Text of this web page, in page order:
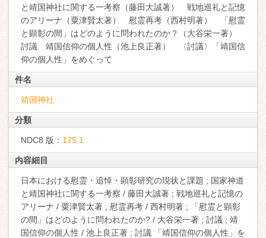
と靖国神社に関する一考察（藤田大誠著） 戦地巡礼と記憶
のアリーナ（粟津賢太著） 慰霊再考（西村明著） 「慰霊
と顕彰の間」はどのように問われたのか？（大谷栄一著）
討議 靖国信仰の個人性（池上良正著） 〈討議〉「靖国信
仰の個人性」をめぐって
件名
靖国神社
分類
NDC8 版： 175.1
内容細目
日本における慰霊・追悼・顕彰研究の現状と課題 ; 国家神道
と靖国神社に関する一考察 / 藤田大誠著 ; 戦地巡礼と記憶の
アリーナ / 粟津賢太著 ; 慰霊再考 / 西村明著 ; 「慰霊と顕彰
の間」はどのように問われたのか? / 大谷栄一著 ; 討議 ; 靖
国信仰の個人性 / 池上良正著 ; 討議 「靖国信仰の個人性」を